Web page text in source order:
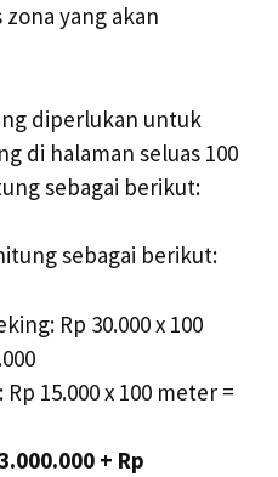
yang akan
diperlukan untuk
di halaman seluas 100
sebagai berikut:
sebagai berikut:
Rp 30.000 x 100
15.000 x 100 meter =
+ Rp